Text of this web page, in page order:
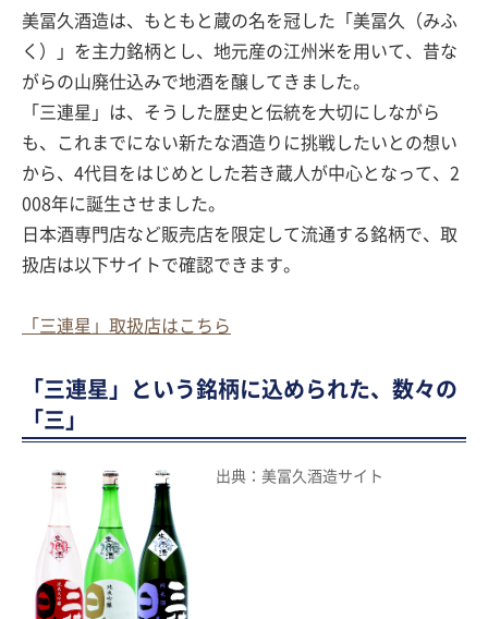
美冨久酒造は、もともと蔵の名を冠した「美冨久（みふ
く）」を主力銘柄とし、地元産の江州米を用いて、昔な
がらの山廃仕込みで地酒を醸してきました。
「三連星」は、そうした歴史と伝統を大切にしながら
も、これまでにない新たな酒造りに挑戦したいとの想い
から、4代目をはじめとした若き蔵人が中心となって、2
008年に誕生させました。
日本酒専門店など販売店を限定して流通する銘柄で、取
扱店は以下サイトで確認できます。
「三連星」取扱店はこちら
「三連星」という銘柄に込められた、数々の
「三」
出典：美冨久酒造サイト